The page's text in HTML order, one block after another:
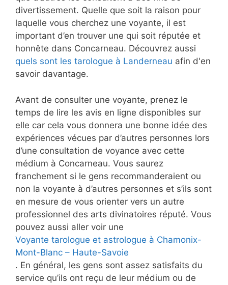
divertissement. Quelle que soit la raison pour
laquelle vous cherchez une voyante, il est
important d’en trouver une qui soit réputée et
honnête dans Concarneau. Découvrez aussi
quels sont les tarologue à Landerneau afin d'en
savoir davantage.
Avant de consulter une voyante, prenez le
temps de lire les avis en ligne disponibles sur
elle car cela vous donnera une bonne idée des
expériences vécues par d’autres personnes lors
d’une consultation de voyance avec cette
médium à Concarneau. Vous saurez
franchement si le gens recommanderaient ou
non la voyante à d’autres personnes et s’ils sont
en mesure de vous orienter vers un autre
professionnel des arts divinatoires réputé. Vous
pouvez aussi aller voir une
Voyante tarologue et astrologue à Chamonix-
Mont-Blanc – Haute-Savoie
. En général, les gens sont assez satisfaits du
service qu’ils ont reçu de leur médium ou de